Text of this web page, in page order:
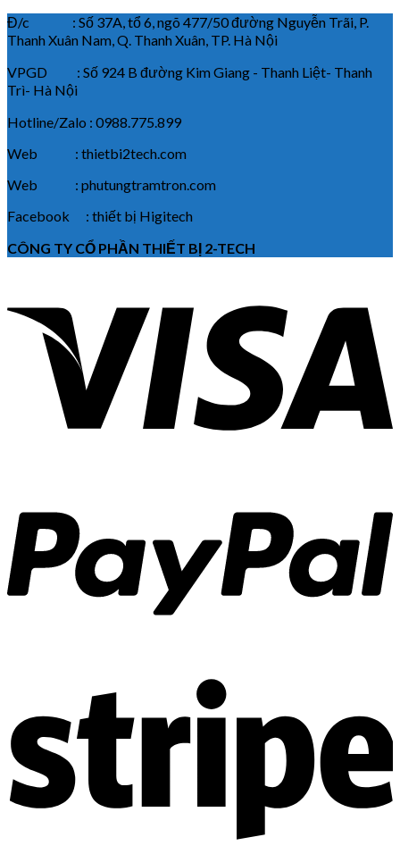
Đ/c : Số 37A, tổ 6, ngõ 477/50 đường Nguyễn Trãi, P.
Thanh Xuân Nam, Q. Thanh Xuân, TP. Hà Nội
VPGD : Số 924 B đường Kim Giang - Thanh Liệt- Thanh
Trì- Hà Nội
Hotline/Zalo : 0988.775.899
Web : thietbi2tech.com
Web : phutungtramtron.com
Facebook : thiết bị Higitech
CÔNG TY CỔ PHẦN THIẾT BỊ 2-TECH